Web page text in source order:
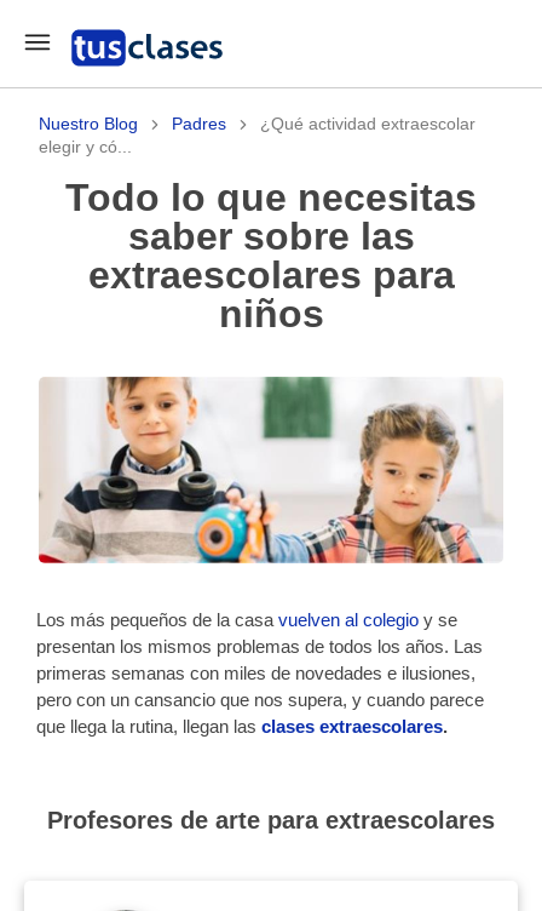
Nuestro Blog Padres
¿Qué actividad extraescolar
elegir y có...
Todo lo que necesitas
saber sobre las
extraescolares para
niños
Los más pequeños de la casa vuelven al colegio y se
presentan los mismos problemas de todos los años. Las
primeras semanas con miles de novedades e ilusiones,
pero con un cansancio que nos supera, y cuando parece
que llega la rutina, llegan las clases extraescolares.
Profesores de arte para extraescolares